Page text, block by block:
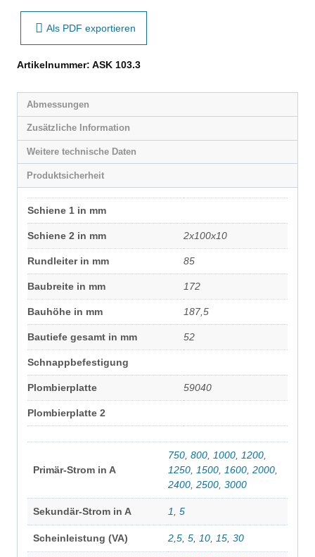
Als PDF exportieren
Artikelnummer: ASK 103.3
Abmessungen
Zusätzliche Information
Weitere technische Daten
Produktsicherheit
Schiene 1 in mm
Schiene 2 in mm 2x100x10
Rundleiter in mm 85
Baubreite in mm 172
Bauhöhe in mm 187,5
Bautiefe gesamt in mm 52
Schnappbefestigung
Plombierplatte 59040
Plombierplatte 2
Primär-Strom in A
750, 800, 1000, 1200,
1250, 1500, 1600, 2000,
2400, 2500, 3000
Sekundär-Strom in A 1, 5
Scheinleistung (VA) 2,5, 5, 10, 15, 30